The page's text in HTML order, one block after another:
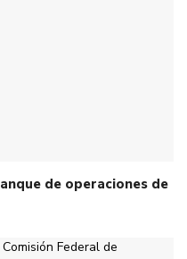
de operaciones de